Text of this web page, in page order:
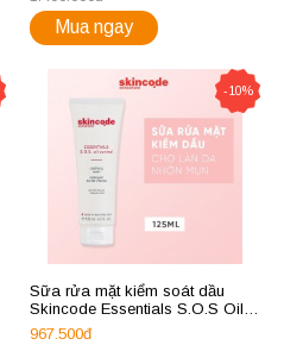
Mua ngay
-10%
Sữa rửa mặt kiểm soát dầu
Skincode Essentials S.O.S Oil
Control Clarifying Wash
967.500đ